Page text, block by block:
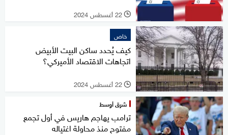
l 22 أغسطس 2024
خاص
كيف يُحدد ساكن البيت الأبيض
اتجاهات الاقتصاد الأميركي؟
l 22 أغسطس 2024
شرق أوسط
ترامب يهاجم هاريس في أول تجمع
مفتوح منذ محاولة اغتياله